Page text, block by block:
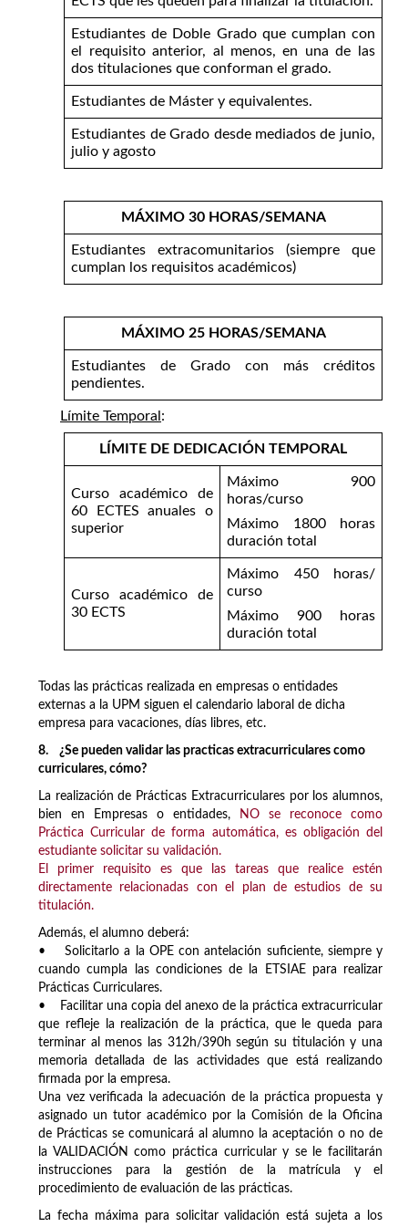
Estudiantes de Doble Grado que cumplan con
el requisito anterior, al menos, en una de las
dos titulaciones que conforman el grado.
Estudiantes de Máster y equivalentes.
Estudiantes de Grado desde mediados de junio,
julio y agosto
MÁXIMO 30 HORAS/SEMANA
Estudiantes extracomunitarios (siempre que
cumplan los requisitos académicos)
MÁXIMO 25 HORAS/SEMANA
Estudiantes de Grado con más créditos
pendientes.
Límite Temporal :
LÍMITE DE DEDICACIÓN TEMPORAL
Curso académico de
60 ECTES anuales o
superior
Máximo 900
horas/curso
Máximo 1800 horas
duración total
Curso académico de
30 ECTS
Máximo 450 horas/
curso
Máximo 900 horas
duración total
Todas las prácticas realizada en empresas o entidades
externas a la UPM siguen el calendario laboral de dicha
empresa para vacaciones, días libres, etc.
8. ¿Se pueden validar las practicas extracurriculares como
curriculares, cómo?
La realización de Prácticas Extracurriculares por los alumnos,
bien en Empresas o entidades, NO se reconoce como
Práctica Curricular de forma automática, es obligación del
estudiante solicitar su validación.
El primer requisito es que las tareas que realice estén
directamente relacionadas con el plan de estudios de su
titulación.
Además, el alumno deberá:
• Solicitarlo a la OPE con antelación suficiente, siempre y
cuando cumpla las condiciones de la ETSIAE para realizar
Prácticas Curriculares.
• Facilitar una copia del anexo de la práctica extracurricular
que refleje la realización de la práctica, que le queda para
terminar al menos las 312h/390h según su titulación y una
memoria detallada de las actividades que está realizando
firmada por la empresa.
Una vez verificada la adecuación de la práctica propuesta y
asignado un tutor académico por la Comisión de la Oficina
de Prácticas se comunicará al alumno la aceptación o no de
la VALIDACIÓN como práctica curricular y se le facilitarán
instrucciones para la gestión de la matrícula y el
procedimiento de evaluación de las prácticas.
La fecha máxima para solicitar validación está sujeta a los